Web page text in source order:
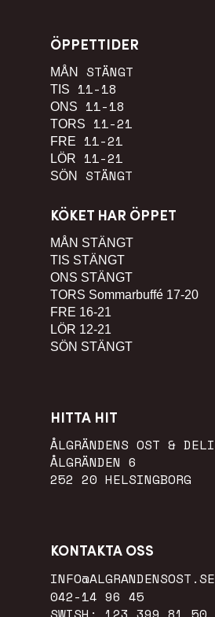
ÖPPETTIDER
MÅN
STÄNGT
TIS 11-18
ONS 11-18
TORS 11-21
FRE 11-21
LÖR 11-21
SÖN STÄNGT
KÖKET HAR ÖPPET
MÅN STÄNGT
TIS STÄNGT
ONS STÄNGT
TORS Sommarbuffé 17-20
FRE 16-21
LÖR 12-21
SÖN STÄNGT
HITTA HIT
ÅLGRÄNDENS OST & DELI
ÅLGRÄNDEN 6
252 20 HELSINGBORG
KONTAKTA OSS
INFO@ALGRANDENSOST.SE
042-14 96 45